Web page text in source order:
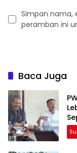
Simpan nama,
peramban ini
Baca Juga